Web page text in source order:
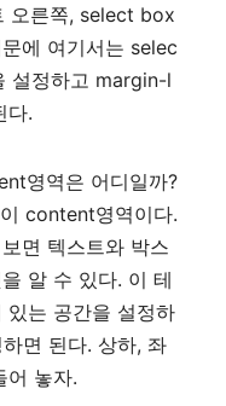
오른쪽, select box
에 여기서는 selec
설정하고 margin-l
다.
영역은 어디일까?
content영역이다.
면 텍스트와 박스
알 수 있다. 이 테
는 공간을 설정하
면 된다. 상하, 좌
어 놓자.